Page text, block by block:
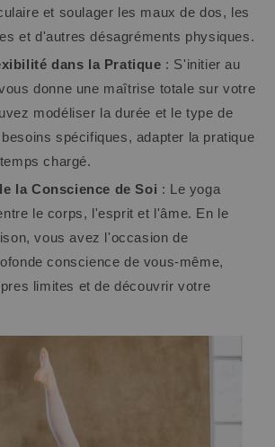
et soulager les maux de dos, les
et d'autres désagréments physiques.
dans la Pratique : S'initier au
donne une maîtrise totale sur votre
modéliser la durée et le type de
spécifiques, adapter la pratique
chargé.
la Conscience de Soi : Le yoga
le corps, l'esprit et l'âme. En le
vous avez l'occasion de
conscience de vous-même,
limites et de découvrir votre